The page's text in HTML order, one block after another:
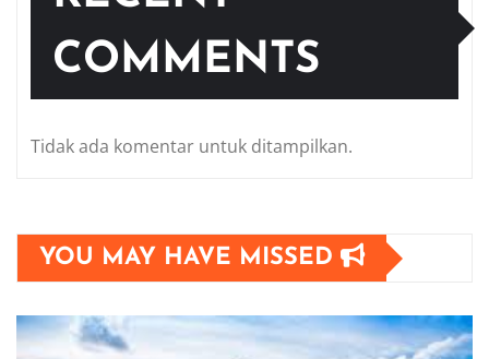
COMMENTS
Tidak ada komentar untuk ditampilkan.
YOU MAY HAVE MISSED